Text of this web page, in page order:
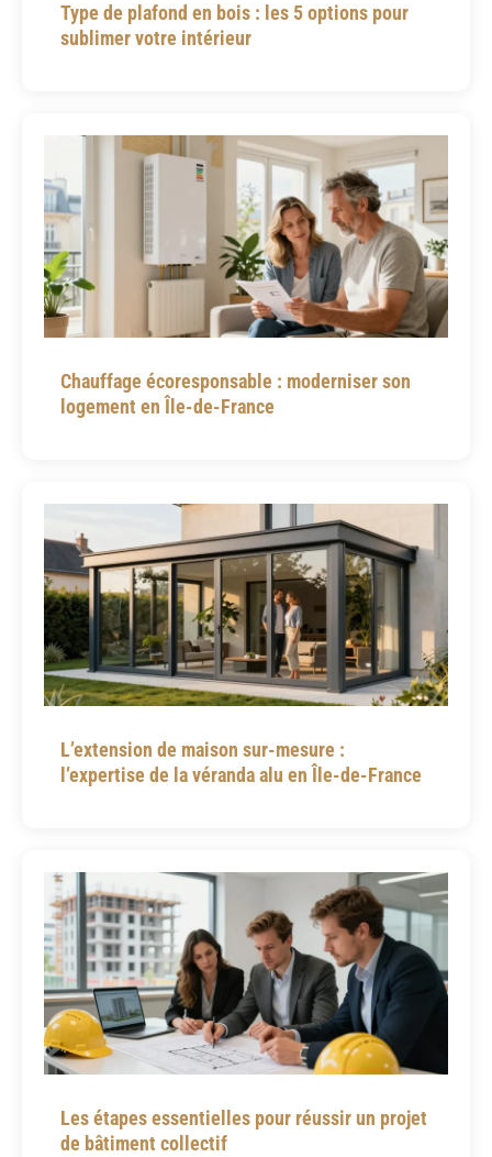
Type de plafond en bois : les 5 options pour
sublimer votre intérieur
Chauffage écoresponsable : moderniser son
logement en Île-de-France
L’extension de maison sur-mesure :
l’expertise de la véranda alu en Île-de-France
Les étapes essentielles pour réussir un projet
de bâtiment collectif